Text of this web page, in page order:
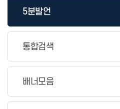
5분발언
통합검색
배너모음